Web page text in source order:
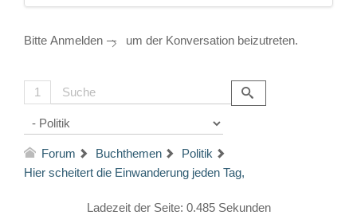
Bitte Anmelden um der Konversation beizutreten.
1
Forum Buchthemen
Politik
Hier scheitert die Einwanderung jeden Tag,
Ladezeit der Seite: 0.485 Sekunden